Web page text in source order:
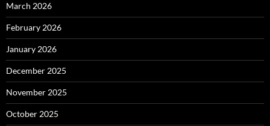
March 2026
February 2026
January 2026
December 2025
November 2025
October 2025